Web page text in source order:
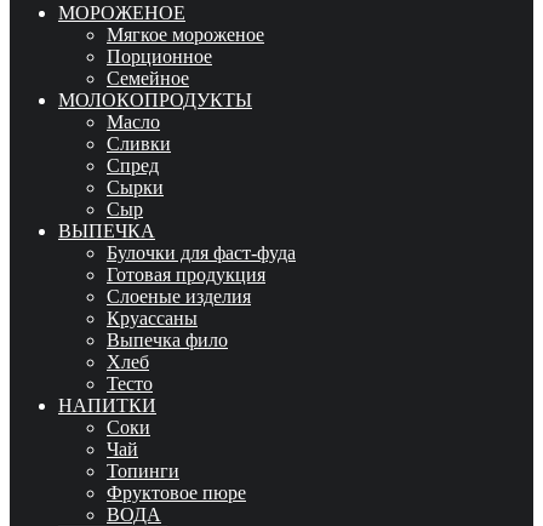
МОРОЖЕНОЕ
Мягкое мороженое
Порционное
Семейное
МОЛОКОПРОДУКТЫ
Масло
Сливки
Спред
Сырки
Сыр
ВЫПЕЧКА
Булочки для фаст-фуда
Готовая продукция
Слоеные изделия
Круассаны
Выпечка фило
Хлеб
Тесто
НАПИТКИ
Соки
Чай
Топинги
Фруктовое пюре
ВОДА